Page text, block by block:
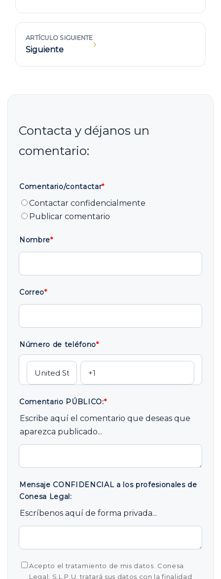
ARTÍCULO SIGUIENTE
Siguiente ›
Comentario/contactar*
Contactar confidencialmente
Publicar comentario
Nombre*
Correo*
Número de teléfono*
Comentario PÚBLICO:*
Escribe aquí el comentario que deseas que
aparezca publicado...
Mensaje CONFIDENCIAL a los profesionales de
Conesa Legal:
Escríbenos aquí de forma privada...
Acepto el tratamiento de mis datos. Conesa
Legal, S.L.P.U. tratará sus datos con la finalidad